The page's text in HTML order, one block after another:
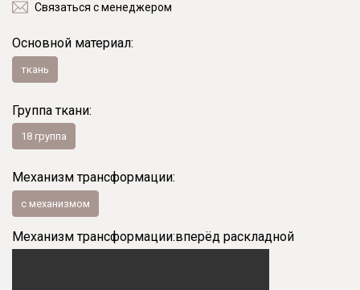
Связаться с менеджером
Основной материал:
ткань
Группа ткани:
18 группа
Механизм трансформации:
с механизмом
Механизм трансформации:вперёд раскладной